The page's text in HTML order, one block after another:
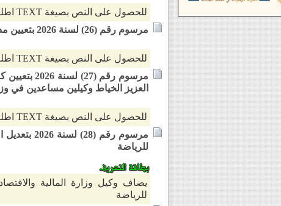
للحصول على النص بصيغة TEXT اطلب المساعدة من خدمة العملاء
مرسوم رقم (26) لسنة 2026 بتعيين مدراء عامين في جهاز الخدمة المدنية
للحصول على النص بصيغة TEXT اطلب المساعدة من خدمة العملاء
مرسوم رقم
العزيز الخياط وكيلين مساعدين في
للحصول على النص بصيغة TEXT اطلب المساعدة من خدمة العملاء
للرياضة
يضاف وكيل وزارة المالية
للرياضة